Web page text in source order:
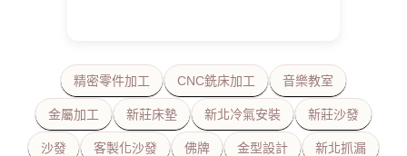
精密零件加工 CNC銑床加工 音樂教室
金屬加工 新莊床墊 新北冷氣安裝 新莊沙發
沙發 客製化沙發 佛牌 金型設計 新北抓漏